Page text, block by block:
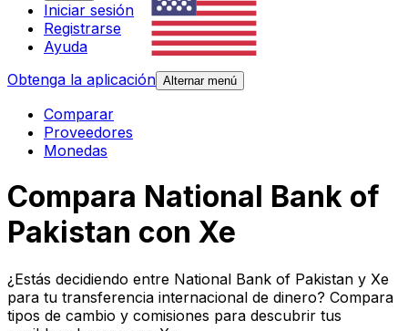
Iniciar sesión
Registrarse
Ayuda
Obtenga la aplicación Alternar menú
Comparar
Proveedores
Monedas
Compara National Bank of
Pakistan con Xe
¿Estás decidiendo entre National Bank of Pakistan y Xe
para tu transferencia internacional de dinero? Compara
tipos de cambio y comisiones para descubrir tus